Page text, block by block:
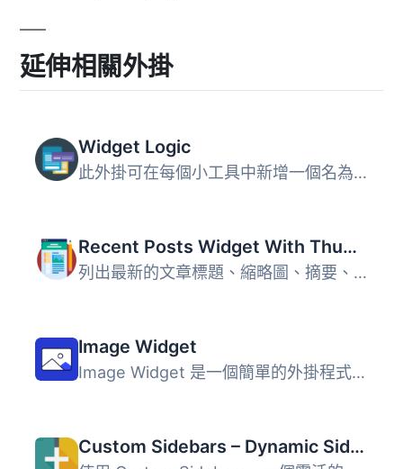
延伸相關外掛
Widget Logic
此外掛可在每個小工具中新增一個名為 "Widget logic" 的額外...
Recent Posts Widget With Thumbnails
列出最新的文章標題、縮略圖、摘要、作者、類別、日期等等！ ...
Image Widget
Image Widget 是一個簡單的外掛程式，利用 WordPress 原生媒...
Custom Sidebars – Dynamic Sidebar Classic Widget Area Manager